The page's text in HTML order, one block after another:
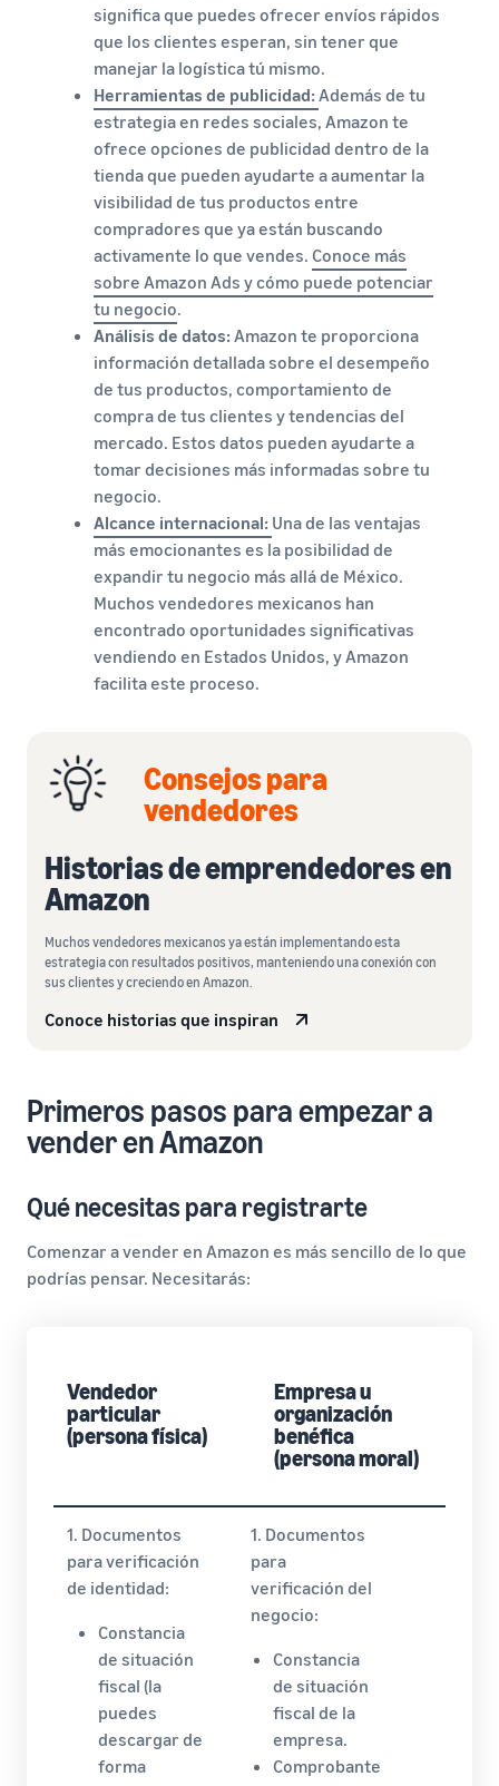
significa que puedes ofrecer envíos rápidos
que los clientes esperan, sin tener que
manejar la logística tú mismo.
Herramientas de publicidad:Además de tu
estrategia en redes sociales, Amazon te
ofrece opciones de publicidad dentro de la
tienda que pueden ayudarte a aumentar la
visibilidad de tus productos entre
compradores que ya están buscando
activamente lo que vendes. Conoce más
sobre Amazon Ads y cómo puede potenciar
tu negocio.
Análisis de datos:Amazon te proporciona
información detallada sobre el desempeño
de tus productos, comportamiento de
compra de tus clientes y tendencias del
mercado. Estos datos pueden ayudarte a
tomar decisiones más informadas sobre tu
negocio.
Alcance internacional: Una de las ventajas
más emocionantes es la posibilidad de
expandir tu negocio más allá de México.
Muchos vendedores mexicanos han
encontrado oportunidades significativas
vendiendo en Estados Unidos, y Amazon
facilita este proceso.
Consejos para
vendedores
Historias de emprendedores en
Amazon
Muchos vendedores mexicanos ya están implementando esta
estrategia con resultados positivos, manteniendo una conexión con
sus clientes y creciendo en Amazon.
Conoce historias que inspiran
Primeros pasos para empezar a
vender en Amazon
Qué necesitas para registrarte
Comenzar a vender en Amazon es más sencillo de lo que
podrías pensar. Necesitarás:
Vendedor
particular
(persona física)
Empresa u
organización
benéfica
(persona moral)
1. Documentos
para verificación
de identidad:
Constancia
de situación
fiscal (la
puedes
descargar de
forma
1. Documentos
para
verificación del
negocio:
Constancia
de situación
fiscal de la
empresa.
Comprobante